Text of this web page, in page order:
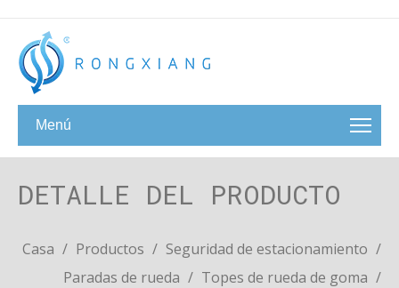
Menú
DETALLE DEL PRODUCTO
Casa / Productos / Seguridad de estacionamiento /
Paradas de rueda / Topes de rueda de goma /